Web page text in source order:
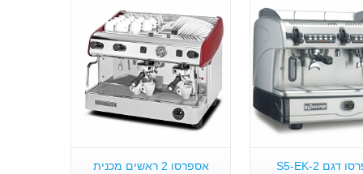
אספרסו 2 ראשים מכנית
אספרסו דגם S5-EK-2